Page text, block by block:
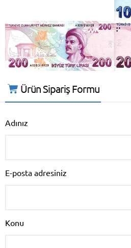
Ürün Sipariş Formu
Adınız
E-posta adresiniz
Konu